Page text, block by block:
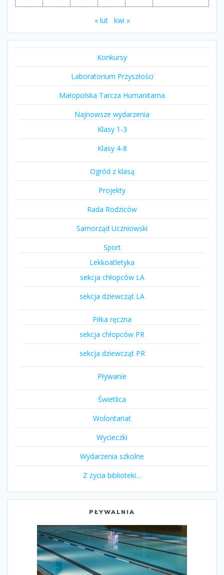
« lut kwi »
Konkursy
Laboratorium Przyszłości
Małopolska Tarcza Humanitarna
Najnowsze wydarzenia
Klasy 1-3
Klasy 4-8
Ogród z klasą
Projekty
Rada Rodziców
Samorząd Uczniowski
Sport
Lekkoatletyka
sekcja chłopców LA
sekcja dziewcząt LA
Piłka ręczna
sekcja chłopców PR
sekcja dziewcząt PR
Pływanie
Świetlica
Wolontariat
Wycieczki
Wydarzenia szkolne
Z życia biblioteki…
PŁYWALNIA